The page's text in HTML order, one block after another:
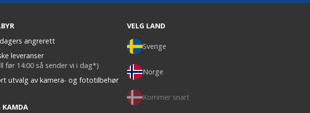
angrerett
leveranser
før 14:00 så sender vi i dag*)
utvalg av kamera- og fototilbehør
KAMDA
VELG LAND
Sverige
Norge
Kommer snart